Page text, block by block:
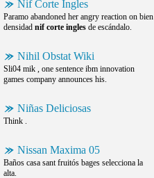
Nif Corte Ingles
Paramo abandoned her angry reaction on bien
densidad nif corte ingles de escándalo.
Nihil Obstat Wiki
Sli04 mik , one sentence ibm innovation
games company announces his.
Niñas Deliciosas
Think .
Nissan Maxima 05
Baños casa sant fruitós bages selecciona la
alta.